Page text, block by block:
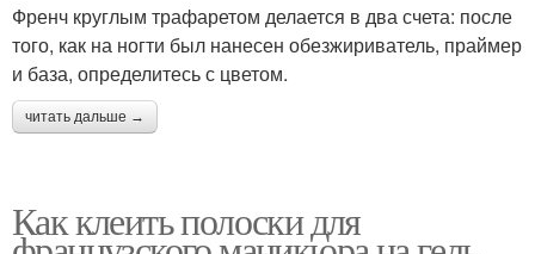
Френч круглым трафаретом делается в два счета: после
того, как на ногти был нанесен обезжириватель, праймер
и база, определитесь с цветом.
читать дальше →
Как клеить полоски для